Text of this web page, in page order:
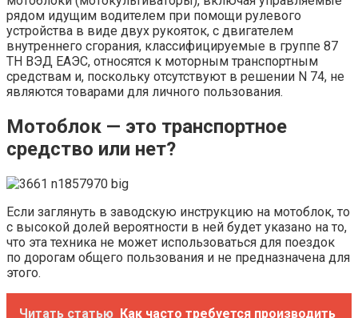
рядом идущим водителем при помощи рулевого
устройства в виде двух рукояток, с двигателем
внутреннего сгорания, классифицируемые в группе 87
ТН ВЭД ЕАЭС, относятся к моторным транспортным
средствам и, поскольку отсутствуют в решении N 74, не
являются товарами для личного пользования.
Мотоблок — это транспортное
средство или нет?
Если заглянуть в заводскую инструкцию на мотоблок, то
с высокой долей вероятности в ней будет указано на то,
что эта техника не может использоваться для поездок
по дорогам общего пользования и не предназначена для
этого.
Читать статью Как часто требуется производить